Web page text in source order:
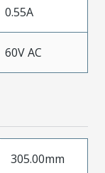
0.55A
60V AC
305.00mm